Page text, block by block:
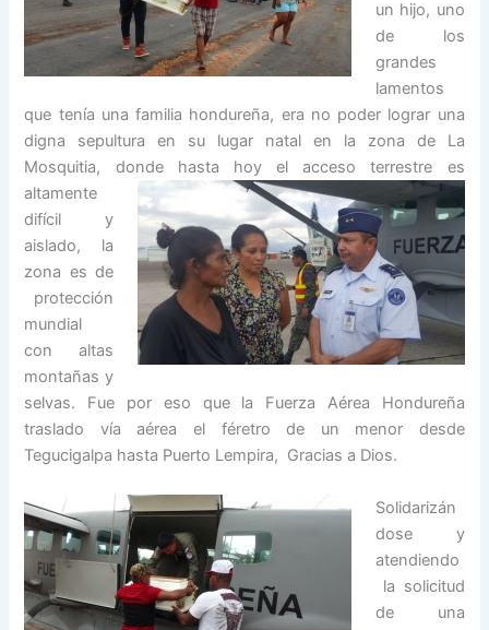
un hijo, uno
de los
grandes
lamentos
que tenía una familia hondureña, era no poder lograr una
digna sepultura en su lugar natal en la zona de La
Mosquitia, donde hasta hoy el acceso terrestre es
altamente
difícil y
aislado, la
zona es de
protección
mundial
con altas
montañas y
selvas. Fue por eso que la Fuerza Aérea Hondureña
traslado vía aérea el féretro de un menor desde
Tegucigalpa hasta Puerto Lempira, Gracias a Dios.
Solidarizán
dose y
atendiendo
la solicitud
de una